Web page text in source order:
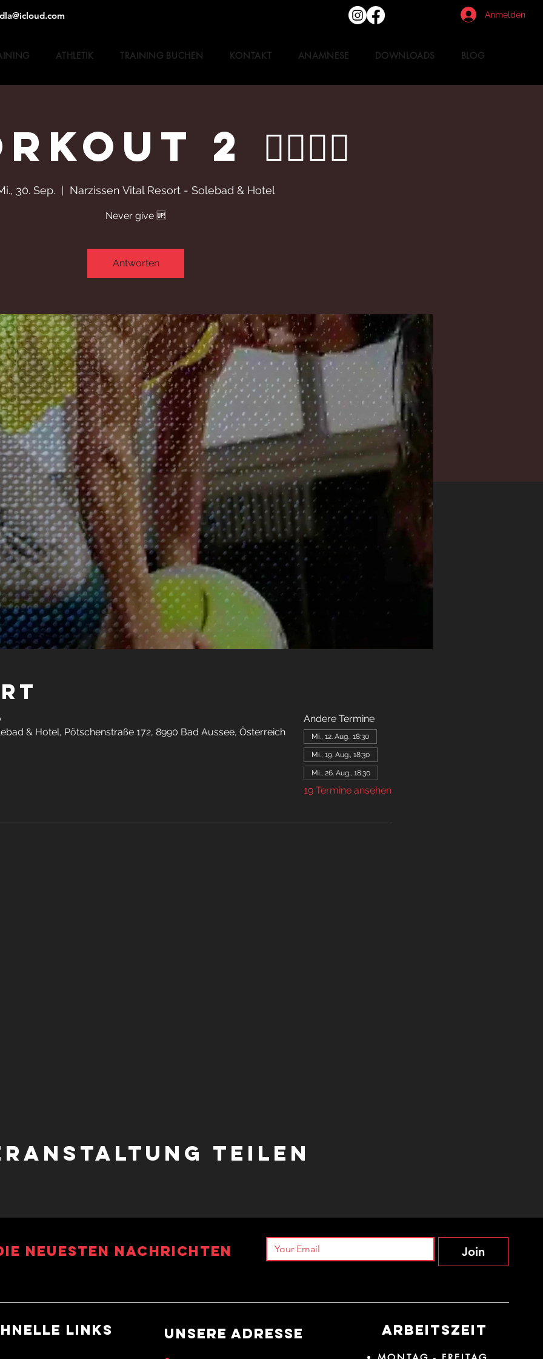
Anmelden
ATHLETIK TRAINING BUCHEN KONTAKT ANAMNESE DOWNLOADS BLOG
2 🏋️‍♀️🏋️‍♀️
30. Sep. Narzissen Vital Resort - Solebad & Hotel
Never give 🆙
Antworten
& Hotel, Pötschenstraße 172, 8990 Bad Aussee, Österreich
Andere Termine
Mi., 12. Aug., 18:30
Mi., 19. Aug., 18:30
Mi., 26. Aug., 18:30
19 Termine ansehen
teilen
neuesten Nachrichten Join
Links UNSERE ADRESSE ARBEITSZEIT